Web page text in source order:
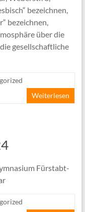
bezeichnen,
bezeichnen,
über die
gesellschaftliche
Weiterlesen
Fürstabt-